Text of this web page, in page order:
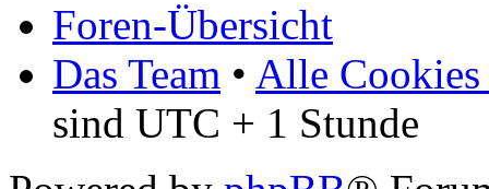
Foren-Übersicht
Das Team • Alle Cookies
sind UTC + 1 Stunde